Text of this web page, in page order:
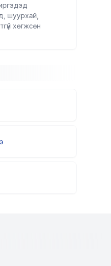
шуурхай,
хөгжсөн